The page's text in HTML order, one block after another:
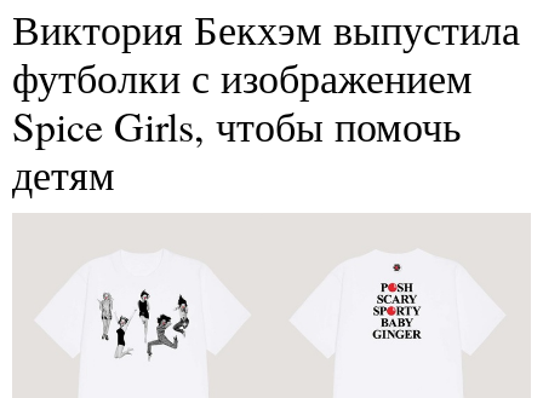
Виктория Бекхэм выпустила
футболки с изображением
Spice Girls, чтобы помочь
детям